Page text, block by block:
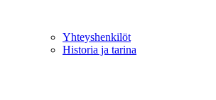
Yhteyshenkilöt
Historia ja tarina